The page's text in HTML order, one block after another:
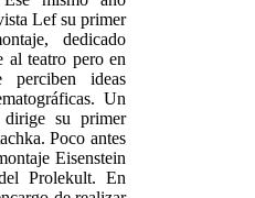
Lef su primer
dedicado
al teatro pero en
ideas
Un
dirige su primer
Poco antes
Eisenstein
Prolekult. En